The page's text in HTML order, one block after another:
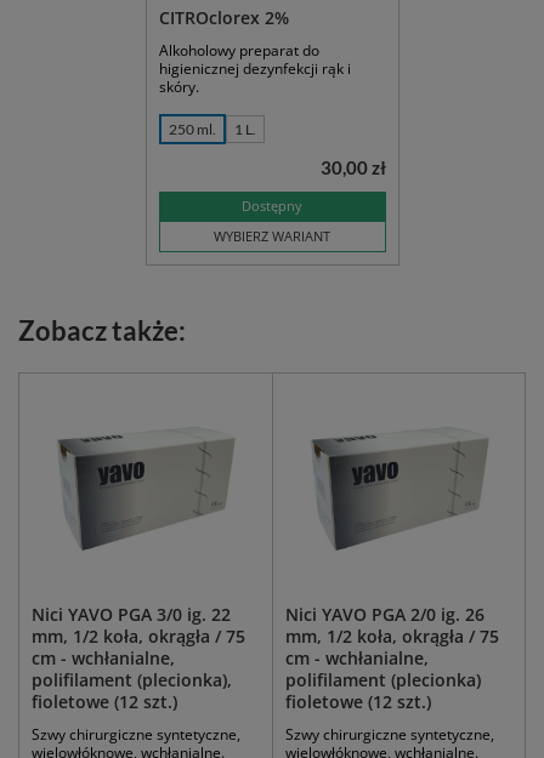
CITROclorex 2%
Alkoholowy preparat do
higienicznej dezynfekcji rąk i
skóry.
250 ml. 1 L.
Dostępny
WYBIERZ WARIANT
30,00 zł
Zobacz także:
Nici YAVO PGA 3/0 ig. 22
mm, 1/2 koła, okrągła / 75
cm - wchłanialne,
polifilament (plecionka),
fioletowe (12 szt.)
Szwy chirurgiczne syntetyczne,
wielowłóknowe, wchłanialne.
Nici YAVO PGA 2/0 ig. 26
mm, 1/2 koła, okrągła / 75
cm - wchłanialne,
polifilament (plecionka)
fioletowe (12 szt.)
Szwy chirurgiczne syntetyczne,
wielowłóknowe, wchłanialne.